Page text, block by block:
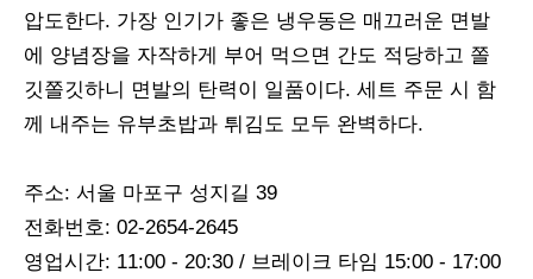
압도한다. 가장 인기가 좋은 냉우동은 매끄러운 면발
에 양념장을 자작하게 부어 먹으면 간도 적당하고 쫄
깃쫄깃하니 면발의 탄력이 일품이다. 세트 주문 시 함
께 내주는 유부초밥과 튀김도 모두 완벽하다.
주소: 서울 마포구 성지길 39
전화번호: 02-2654-2645
영업시간: 11:00 - 20:30 / 브레이크 타임 15:00 - 17:00